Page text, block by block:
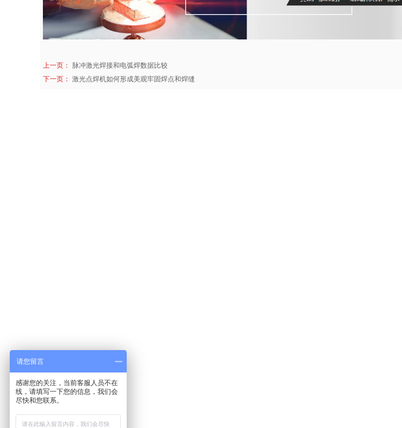
上一页：
脉冲激光焊接和电弧焊数据比较
下一页：
激光点焊机如何形成美观牢固焊点和焊缝
请您留言
感谢您的关注，当前客服人员不在
线，请填写一下您的信息，我们会
尽快和您联系。